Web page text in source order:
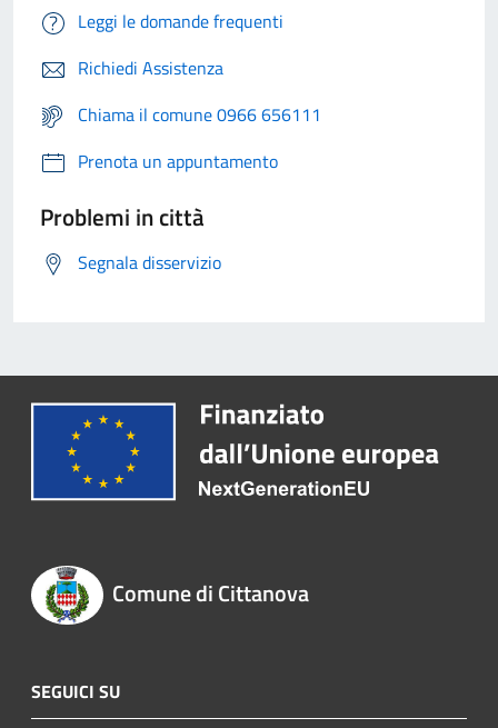
Leggi le domande frequenti
Richiedi Assistenza
Chiama il comune 0966 656111
Prenota un appuntamento
Problemi in città
Segnala disservizio
Comune di Cittanova
SEGUICI SU